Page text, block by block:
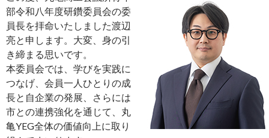
部令和八年度研鑽委員会の委
員長を拝命いたしました渡辺
亮と申します。大変、身の引
き締まる思いです。
本委員会では、学びを実践に
つなげ、会員一人ひとりの成
長と自企業の発展、さらには
市との連携強化を通じて、丸
亀YEG全体の価値向上に取り